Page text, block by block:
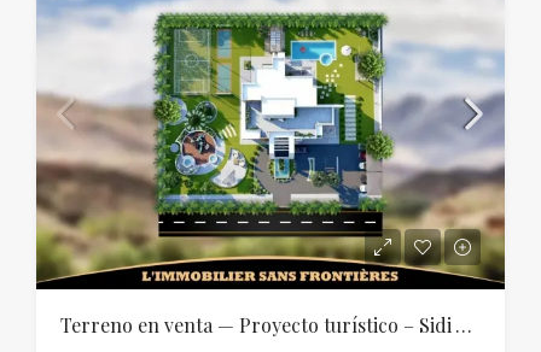
Terreno en venta — Proyecto turístico – Sidi Abdellah Ghiat, Marrakech